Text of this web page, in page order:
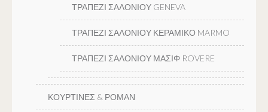
ΤΡΑΠΕΖΙ ΣΑΛΟΝΙΟΥ GENEVA
ΤΡΑΠΕΖΙ ΣΑΛΟΝΙΟΥ ΚΕΡΑΜΙΚΟ MARMO
ΤΡΑΠΕΖΙ ΣΑΛΟΝΙΟΥ ΜΑΣΙΦ ROVERE
ΚΟΥΡΤΙΝΕΣ & ΡΟΜΑΝ